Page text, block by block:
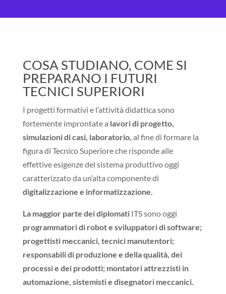
COSA STUDIANO, COME SI
PREPARANO I FUTURI
TECNICI SUPERIORI
I progetti formativi e l’attività didattica sono
fortemente improntate a lavori di progetto,
simulazioni di casi, laboratorio, al fine di formare la
figura di Tecnico Superiore che risponde alle
effettive esigenze del sistema produttivo oggi
caratterizzato da un’alta componente di
digitalizzazione e informatizzazione.
La maggior parte dei diplomatiITS sono oggi
programmatori di robot e sviluppatori di software;
progettisti meccanici, tecnici manutentori;
responsabili di produzione e della qualità, dei
processi e dei prodotti; montatori attrezzisti in
automazione, sistemisti e disegnatori meccanici.